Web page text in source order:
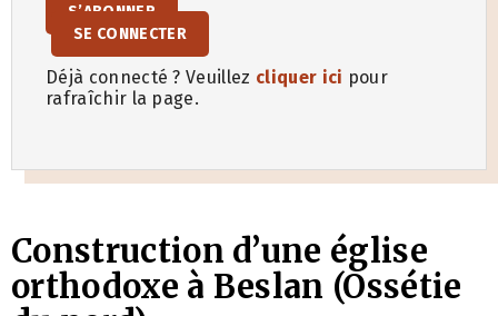
S’ABONNER
SE CONNECTER
Déjà connecté ? Veuillez cliquer ici pour
rafraîchir la page.
Construction d’une église
orthodoxe à Beslan (Ossétie